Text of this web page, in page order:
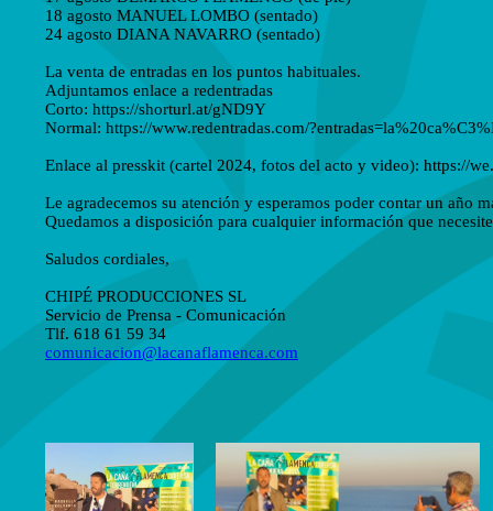
18 agosto MANUEL LOMBO (sentado)
24 agosto DIANA NAVARRO (sentado)
La venta de entradas en los puntos habituales.
Adjuntamos enlace a redentradas
Corto: https://shorturl.at/gND9Y
Normal: https://www.redentradas.com/
Enlace al presskit (cartel 2024, fotos del acto y video): https://
Le agradecemos su atención y esperamos poder contar un año
Quedamos a disposición para cualquier información que
Saludos cordiales,
CHIPÉ PRODUCCIONES SL
Servicio de Prensa - Comunicación
Tlf. 618 61 59 34
comunicacion@lacanaflamenca.com